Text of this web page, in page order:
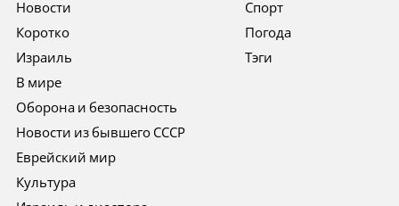
Новости
Коротко
Израиль
В мире
Оборона и безопасность
Новости из бывшего СССР
Еврейский мир
Культура
Спорт
Погода
Тэги